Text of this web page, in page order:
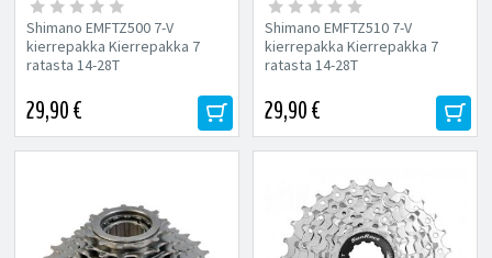
Shimano EMFTZ500 7-V
kierrepakka Kierrepakka 7
ratasta 14-28T
29,90 €
Shimano EMFTZ510 7-V
kierrepakka Kierrepakka 7
ratasta 14-28T
29,90 €